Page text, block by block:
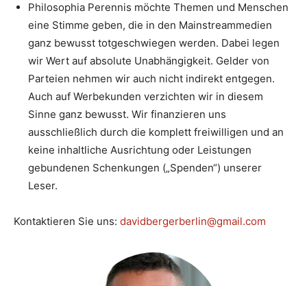
Philosophia Perennis möchte Themen und Menschen
eine Stimme geben, die in den Mainstreammedien
ganz bewusst totgeschwiegen werden. Dabei legen
wir Wert auf absolute Unabhängigkeit. Gelder von
Parteien nehmen wir auch nicht indirekt entgegen.
Auch auf Werbekunden verzichten wir in diesem
Sinne ganz bewusst. Wir finanzieren uns
ausschließlich durch die komplett freiwilligen und an
keine inhaltliche Ausrichtung oder Leistungen
gebundenen Schenkungen („Spenden“) unserer
Leser.
Kontaktieren Sie uns: davidbergerberlin@gmail.com